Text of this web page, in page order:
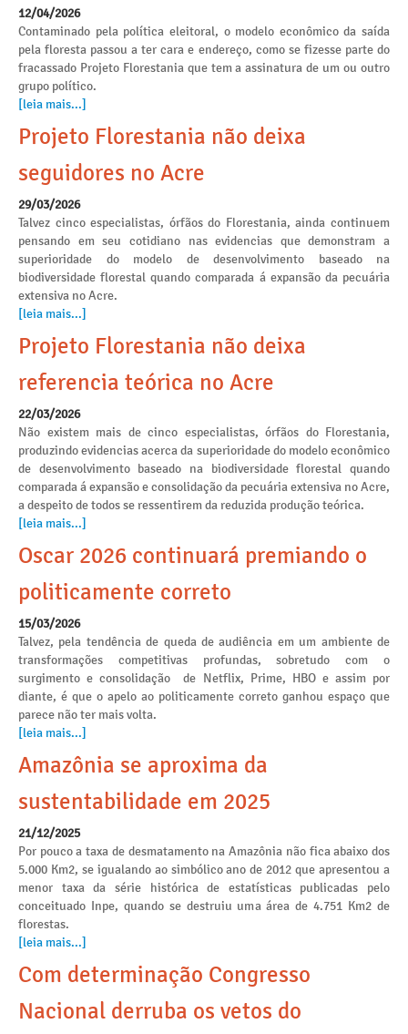
12/04/2026
Contaminado pela política eleitoral, o modelo econômico da saída
pela floresta passou a ter cara e endereço, como se fizesse parte do
fracassado Projeto Florestania que tem a assinatura de um ou outro
grupo político.
[leia mais...]
Projeto Florestania não deixa
seguidores no Acre
29/03/2026
Talvez cinco especialistas, órfãos do Florestania, ainda continuem
pensando em seu cotidiano nas evidencias que demonstram a
superioridade do modelo de desenvolvimento baseado na
biodiversidade florestal quando comparada á expansão da pecuária
extensiva no Acre.
[leia mais...]
Projeto Florestania não deixa
referencia teórica no Acre
22/03/2026
Não existem mais de cinco especialistas, órfãos do Florestania,
produzindo evidencias acerca da superioridade do modelo econômico
de desenvolvimento baseado na biodiversidade florestal quando
comparada á expansão e consolidação da pecuária extensiva no Acre,
a despeito de todos se ressentirem da reduzida produção teórica.
[leia mais...]
Oscar 2026 continuará premiando o
politicamente correto
15/03/2026
Talvez, pela tendência de queda de audiência em um ambiente de
transformações competitivas profundas, sobretudo com o
surgimento e consolidação de Netflix, Prime, HBO e assim por
diante, é que o apelo ao politicamente correto ganhou espaço que
parece não ter mais volta.
[leia mais...]
Amazônia se aproxima da
sustentabilidade em 2025
21/12/2025
Por pouco a taxa de desmatamento na Amazônia não fica abaixo dos
5.000 Km2, se igualando ao simbólico ano de 2012 que apresentou a
menor taxa da série histórica de estatísticas publicadas pelo
conceituado Inpe, quando se destruiu uma área de 4.751 Km2 de
florestas.
[leia mais...]
Com determinação Congresso
Nacional derruba os vetos do